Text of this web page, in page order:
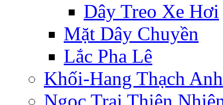
Dây Treo Xe Hơi
Mặt Dây Chuyền
Lắc Pha Lê
Khối-Hang Thạch Anh